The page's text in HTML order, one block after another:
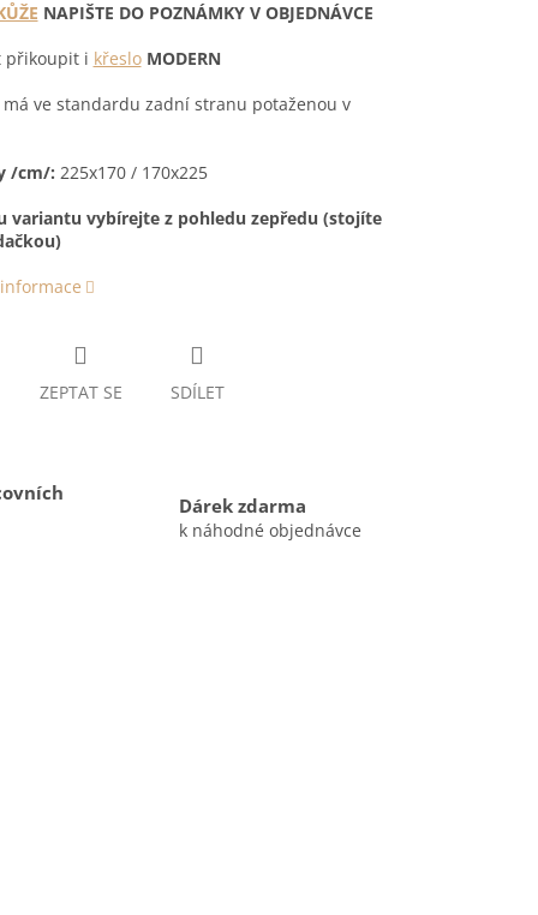
NAPIŠTE DO POZNÁMKY V OBJEDNÁVCE
přikoupit i křesloMODERN
má ve standardu zadní stranu potaženou v
/cm/: 225x170 / 170x225
variantu vybírejte z pohledu zepředu (stojíte
ZEPTAT SE SDÍLET
Dárek zdarma
k náhodné objednávce